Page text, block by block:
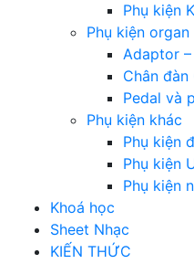
Phụ kiện
Phụ kiện organ
Adaptor
Chân đàn
Pedal và
Phụ kiện khác
Phụ kiện
Phụ kiện
Phụ kiện
Khoá học
Sheet Nhạc
KIẾN THỨC